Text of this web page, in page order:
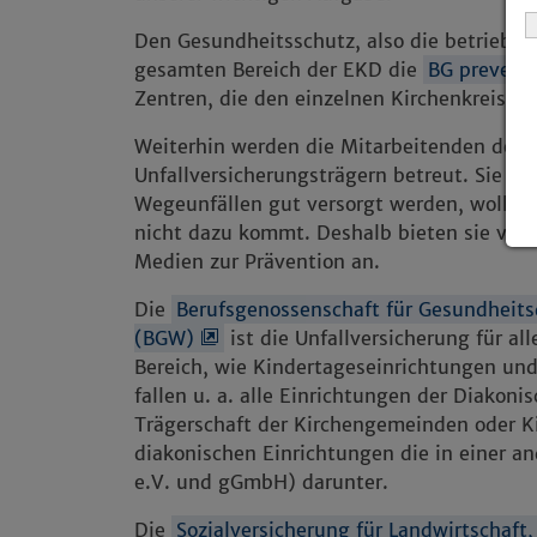
Den Gesundheitsschutz, also die
gesamten Bereich der EKD die BG prevent
Zentren, die den einzelnen
Weiterhin werden die Mitarbeitenden der
Unfallversicherungsträgern betreut. Sie
Wegeunfällen gut versorgt werden,
nicht dazu kommt. Deshalb bieten sie
Medien zur Prävention an.
Die Berufsgenossenschaft für
(BGW)
ist die Unfallversicherung für
Bereich, wie Kindertageseinrichtungen
fallen u. a. alle Einrichtungen der
Trägerschaft der Kirchengemeinden oder
diakonischen Einrichtungen die in einer
e.V. und gGmbH) darunter.
Die Sozialversicherung für Landwirtschaft,